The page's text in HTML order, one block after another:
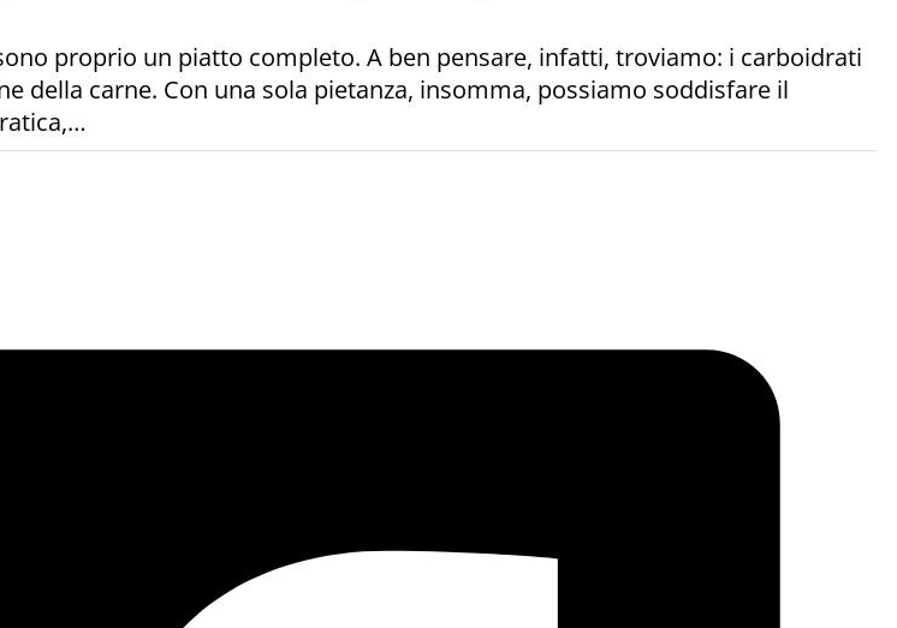
proprio un piatto completo. A ben pensare, infatti, troviamo: i carboidrati
della carne. Con una sola pietanza, insomma, possiamo soddisfare il